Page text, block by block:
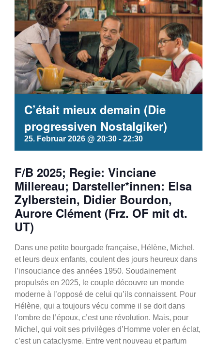
C’était mieux demain (Die
progressiven Nostalgiker)
25. Februar 2026 @ 20:30 - 22:30
F/B 2025; Regie: Vinciane
Millereau; Darsteller*innen: Elsa
Zylberstein, Didier Bourdon,
Aurore Clément (Frz. OF mit dt.
UT)
Dans une petite bourgade française, Hélène, Michel,
et leurs deux enfants, coulent des jours heureux dans
l’insouciance des années 1950. Soudainement
propulsés en 2025, le couple découvre un monde
moderne à l’opposé de celui qu’ils connaissent. Pour
Hélène, qui a toujours vécu comme il se doit dans
l’ombre de l’époux, c’est une révolution. Mais, pour
Michel, qui voit ses privilèges d’Homme voler en éclat,
c’est un cataclysme. Entre vent nouveau et parfum